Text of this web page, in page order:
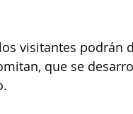
visitantes podrán
que se